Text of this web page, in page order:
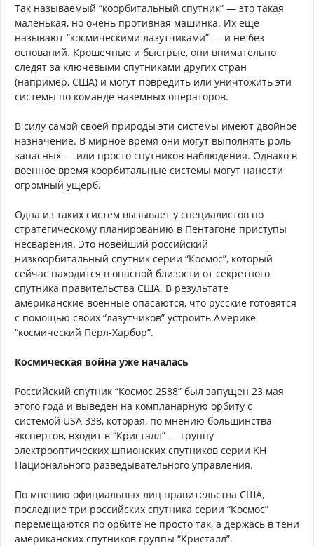
Так называемый “коорбитальный спутник” — это такая
маленькая, но очень противная машинка. Их еще
называют “космическими лазутчиками” — и не без
оснований. Крошечные и быстрые, они внимательно
следят за ключевыми спутниками других стран
(например, США) и могут повредить или уничтожить эти
системы по команде наземных операторов.
В силу самой своей природы эти системы имеют двойное
назначение. В мирное время они могут выполнять роль
запасных — или просто спутников наблюдения. Однако в
военное время коорбитальные системы могут нанести
огромный ущерб.
Одна из таких систем вызывает у специалистов по
стратегическому планированию в Пентагоне приступы
несварения. Это новейший российский
низкоорбитальный спутник серии “Космос”, который
сейчас находится в опасной близости от секретного
спутника правительства США. В результате
американские военные опасаются, что русские готовятся
с помощью своих “лазутчиков” устроить Америке
“космический Перл-Харбор”.
Космическая война уже началась
Российский спутник “Космос 2588” был запущен 23 мая
этого года и выведен на компланарную орбиту с
системой USA 338, которая, по мнению большинства
экспертов, входит в “Кристалл” — группу
электрооптических шпионских спутников серии KH
Национального разведывательного управления.
По мнению официальных лиц правительства США,
последние три российских спутника серии “Космос”
перемещаются по орбите не просто так, а держась в тени
американских спутников группы “Кристалл”.